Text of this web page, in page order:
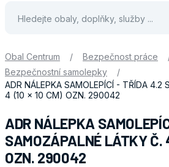
Obal Centrum / Bezpečnost práce
Bezpečnostní samolepky
/
ADR NÁLEPKA SAMOLEPÍCÍ - TŘÍDA 4.2
4 (10 x 10 CM) OZN. 290042
ADR NÁLEPKA
SAMOZÁPALNÉ LÁTKY Č.
OZN. 290042